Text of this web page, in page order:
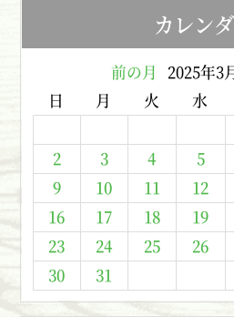
カレン
前の月 2025年3
日
月 火 水
2
3 4 5
9
10 11 12
16
17 18 19
23
24 25 26
30
31